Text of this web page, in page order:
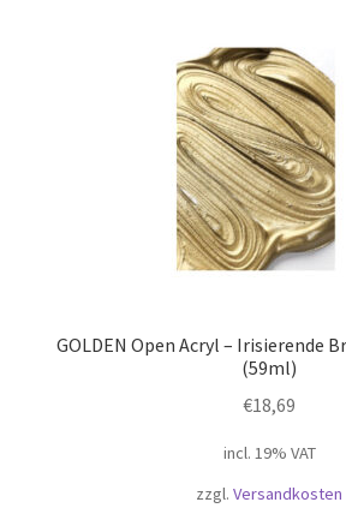
GOLDEN Open Acryl – Irisierende
(59ml)
€18,69
incl. 19% VAT
zzgl. Versandkosten